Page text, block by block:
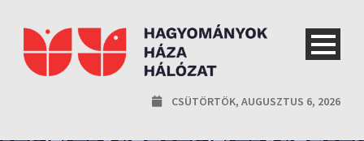
CSÜTÖRTÖK, AUGUSZTUS 6, 2026